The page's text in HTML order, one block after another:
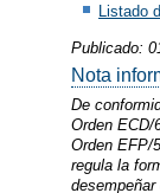
Listado
Publicado:
Nota
De
Orden ECD/
Orden EFP/
regula la